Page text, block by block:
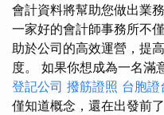
會計資料將幫助您做出業
一家好的會計師事務所不
助於公司的高效運營，提
度。 如果你想成為一名滿
登記公司 撥筋證照 台胞證
僅知道概念，還在出發前